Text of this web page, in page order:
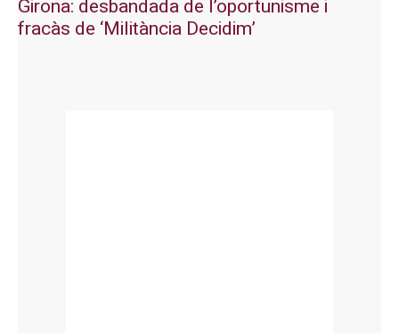
Girona: desbandada de l’oportunisme i
fracàs de ‘Militància Decidim’